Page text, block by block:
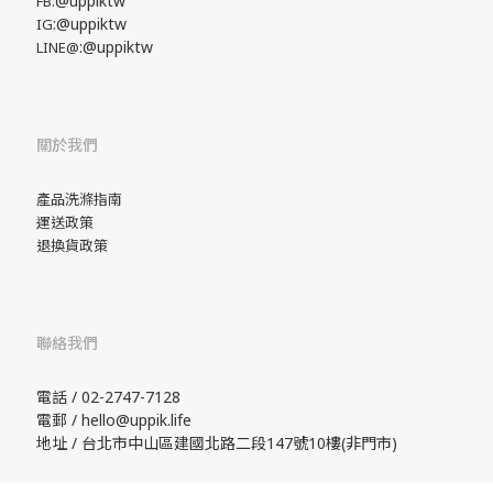
IG:@uppiktw
LINE@:@uppiktw
關於我們
產品洗滌指南
運送政策
退換貨政策
聯絡我們
電話 / 02-2747-7128
電郵 / hello@uppik.life
地址 / 台北市中山區建國北路二段147號10樓(非門市)